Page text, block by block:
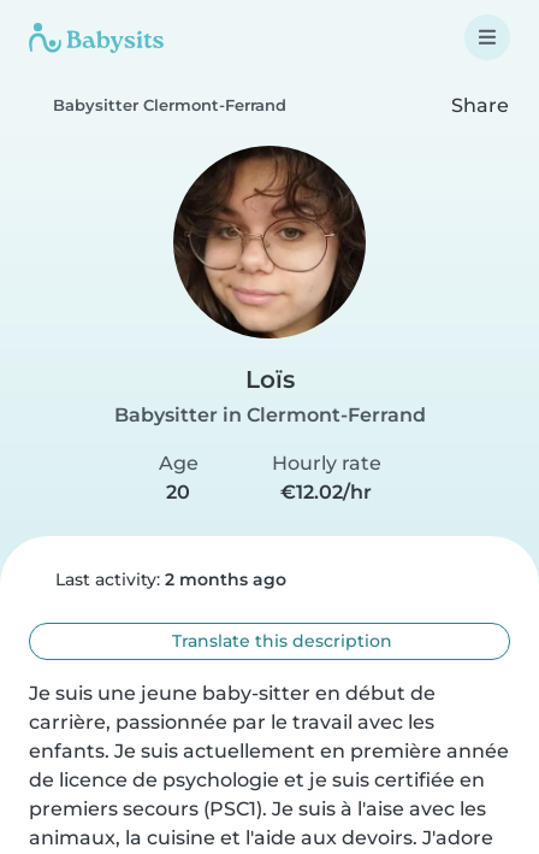
Babysitter Clermont-Ferrand Share
Loïs
Babysitter in Clermont-Ferrand
Age
20
Hourly rate
€12.02/hr
Last activity: 2 months ago
Translate this description
Je suis une jeune baby-sitter en début de
carrière, passionnée par le travail avec les
enfants. Je suis actuellement en première année
de licence de psychologie et je suis certifiée en
premiers secours (PSC1). Je suis à l'aise avec les
animaux, la cuisine et l'aide aux devoirs. J'adore